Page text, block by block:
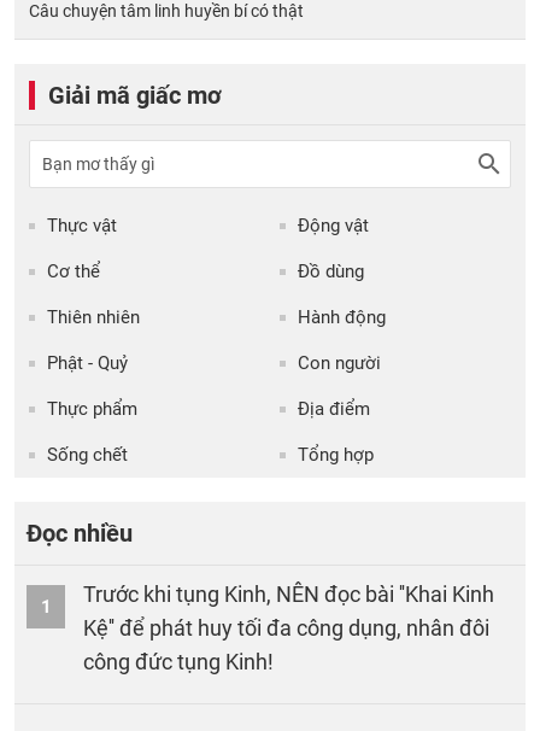
Câu chuyện tâm linh huyền bí có thật
Giải mã giấc mơ
Thực vật Động vật
Cơ thể Đồ dùng
Thiên nhiên Hành động
Phật - Quỷ Con người
Thực phẩm Địa điểm
Sống chết Tổng hợp
Đọc nhiều
1
Trước khi tụng Kinh, NÊN đọc bài ''Khai Kinh
Kệ'' để phát huy tối đa công dụng, nhân đôi
công đức tụng Kinh!